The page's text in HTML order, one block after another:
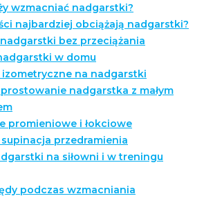
wzmacniać nadgarstki?
najbardziej obciążają nadgarstki?
bez przeciążania
w domu
izometryczne na nadgarstki
nadgarstka z małym
promieniowe i łokciowe
przedramienia
na siłowni i w treningu
podczas wzmacniania